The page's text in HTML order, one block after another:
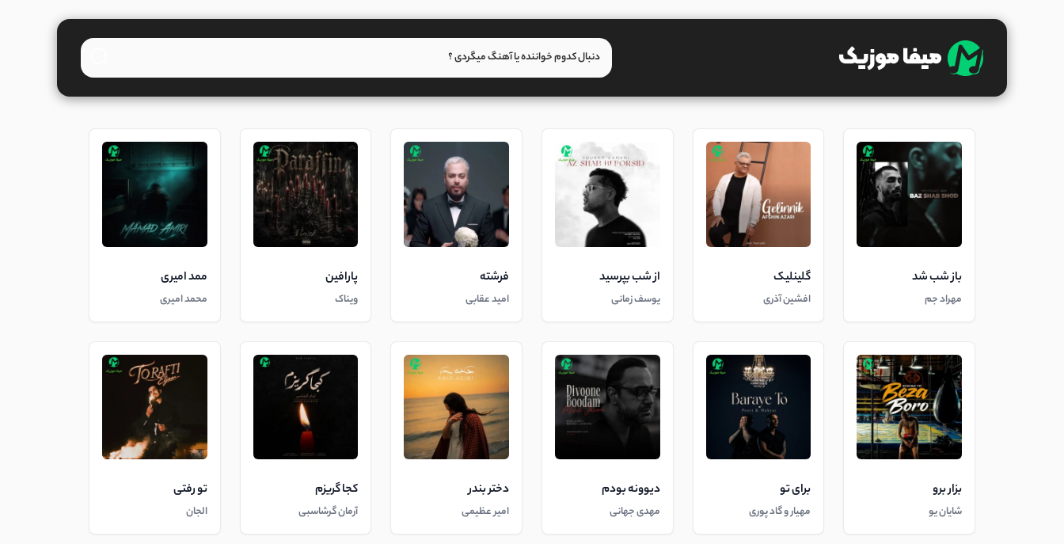
باز شب شد
مهراد جم
گلینلیک
افشین آذری
از شب بپرسید
یوسف زمانی
فرشته
امید عقابی
پارافین
ویناک
ممد امیری
محمد امیری
بزار برو
شایان یو
برای تو
مهیار و گاد پوری
دیوونه بودم
مهدی جهانی
دختر بندر
امیر عظیمی
کجا گریزم
آرمان گرشاسبی
تو رفتی
الجان